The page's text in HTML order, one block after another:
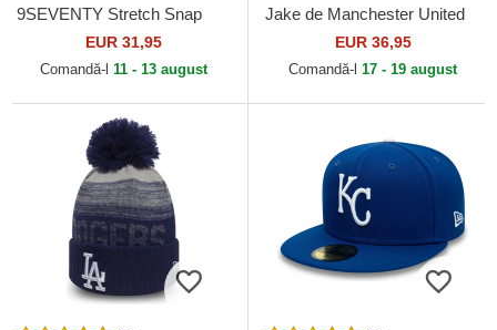
9SEVENTY Stretch Snap
Evergreen de Kansas City
Chiefs NFL de New Era
EUR 31,95
Comandă-l 11 - 13 august
Jake de Manchester United
Football Club Premier League
de New Era
EUR 36,95
Comandă-l 17 - 19 august